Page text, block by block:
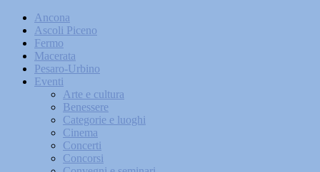
Ancona
Ascoli Piceno
Fermo
Macerata
Pesaro-Urbino
Eventi
Arte e cultura
Benessere
Categorie e luoghi
Cinema
Concerti
Concorsi